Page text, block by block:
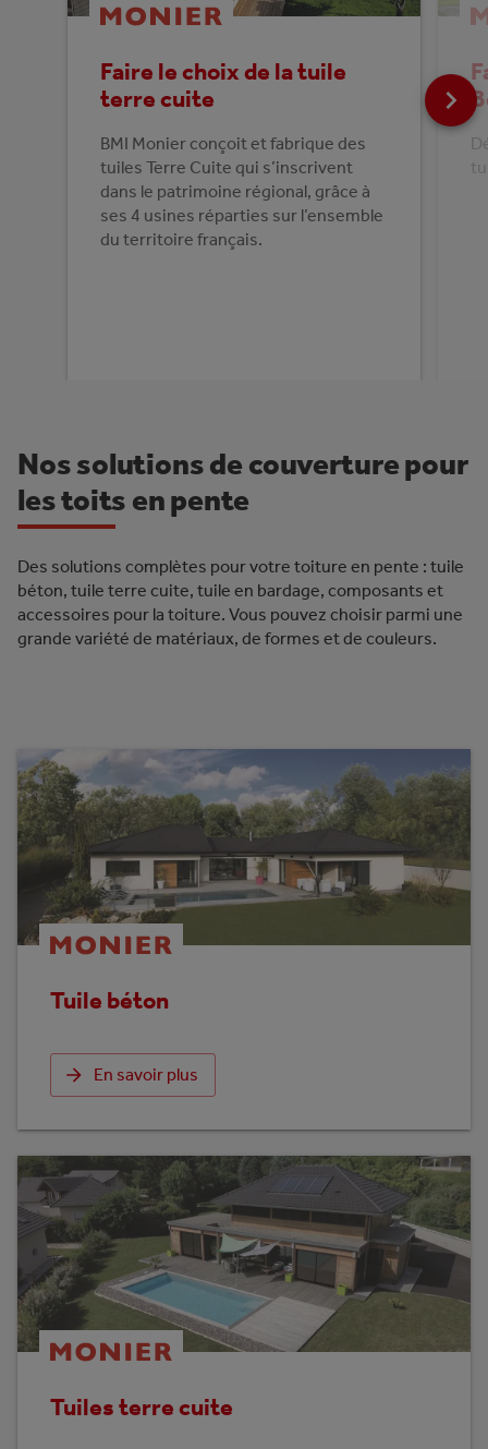
Faire le choix de la tuile
terre cuite
BMI Monier conçoit et fabrique des
tuiles Terre Cuite qui s’inscrivent
dans le patrimoine régional, grâce à
ses 4 usines réparties sur l’ensemble
du territoire français.
Nos solutions de couverture pour
les toits en pente
Des solutions complètes pour votre toiture en pente : tuile
béton, tuile terre cuite, tuile en bardage, composants et
accessoires pour la toiture. Vous pouvez choisir parmi une
grande variété de matériaux, de formes et de couleurs.
Tuile béton
En savoir plus
Tuiles terre cuite